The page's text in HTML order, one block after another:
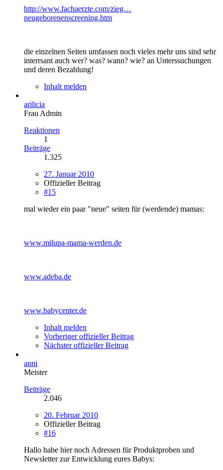
http://www.fachaerzte.com/zieg…
neugeborenenscreening.htm
die einzelnen Seiten umfassen noch vieles mehr uns sind sehr
interrsant auch wer? was? wann? wie? an Unterssuchungen
und deren Bezahlung!
Inhalt melden
arilicia
Frau Admin
Reaktionen
1
Beiträge
1.325
27. Januar 2010
Offizieller Beitrag
#15
mal wieder ein paar "neue" seiten für (werdende) mamas:
www.milupa-mama-werden.de
www.adeba.de
www.babycenter.de
Inhalt melden
Vorheriger offizieller Beitrag
Nächster offizieller Beitrag
anni
Meister
Beiträge
2.046
20. Februar 2010
Offizieller Beitrag
#16
Hallo habe hier noch Adressen für Produktproben und
Newsletter zur Entwicklung eures Babys: